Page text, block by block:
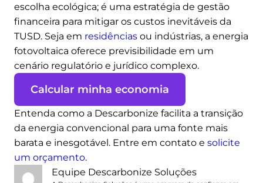
escolha ecológica; é uma estratégia de gestão
financeira para mitigar os custos inevitáveis da
TUSD. Seja em residências ou indústrias, a energia
fotovoltaica oferece previsibilidade em um
cenário regulatório e jurídico complexo.
Calcular minha economia
Entenda como a Descarbonize facilita a transição
da energia convencional para uma fonte mais
barata e inesgotável. Entre em contato e solicite
um orçamento.
Equipe Descarbonize Soluções